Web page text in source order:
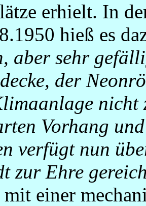
erhielt. In
hieß es
aber sehr
der
nicht
Vorhang
verfügt nun
zur Ehre
mit einer